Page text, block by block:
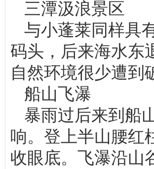
三潭汲浪景区
与小蓬莱同样具
码头，后来海水东
自然环境很少遭到
船山飞瀑
暴雨过后来到船
响。登上半山腰红
收眼底。飞瀑沿山